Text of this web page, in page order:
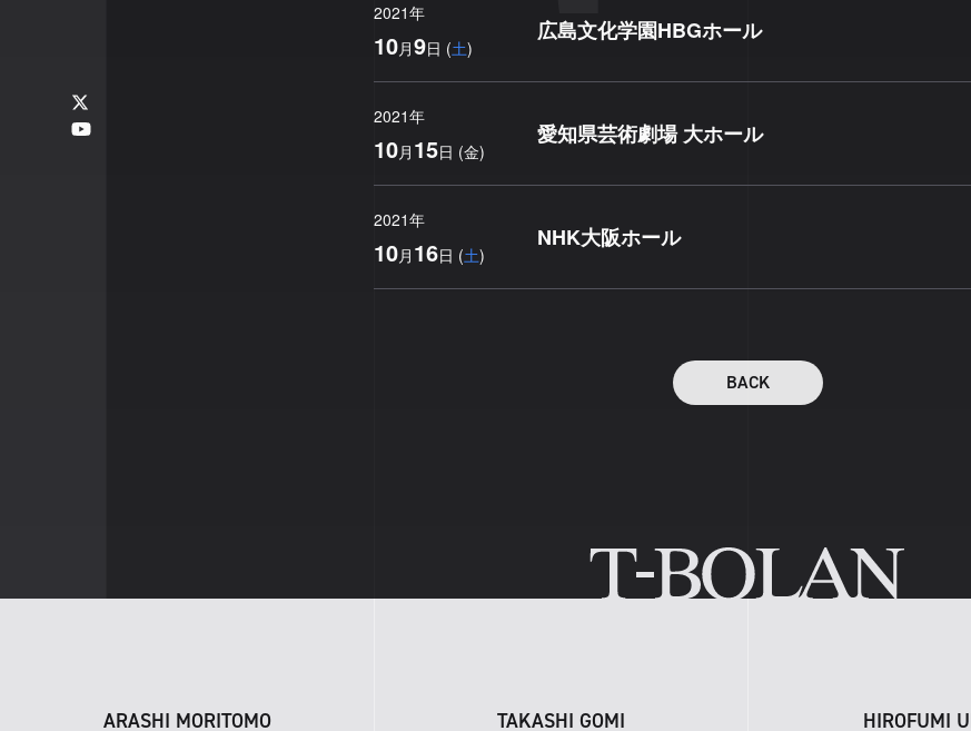
2021年
10月9日 (土)
広島文化学園HBGホール
2021年
10月 15日 (金)
愛知県芸術劇場 大ホール
2021年
10月 16日 (土)
NHK大阪ホール
BACK
ARASHI MORITOMO TAKASHI GOMI HIROFUMI